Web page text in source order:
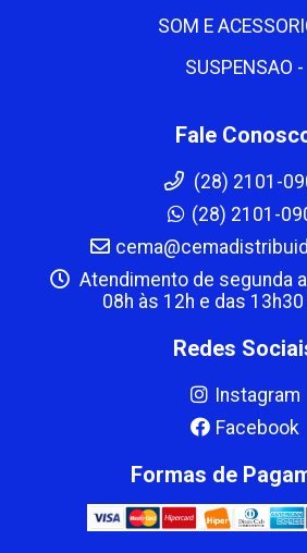
SOM E
SUSPENSAO -
Fale
(28) 2101-
(28) 2101-
Atendimento de segunda
08h às 12h e das
Redes
Instagram
Facebook
Formas de